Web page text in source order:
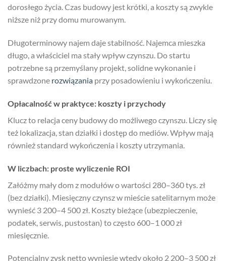
dorosłego życia. Czas budowy jest krótki, a koszty są zwykle
niższe niż przy domu murowanym.
Długoterminowy najem daje stabilność. Najemca mieszka
długo, a właściciel ma stały wpływ czynszu. Do startu
potrzebne są przemyślany projekt, solidne wykonanie i
sprawdzone rozwiązania przy posadowieniu i wykończeniu.
Opłacalność w praktyce: koszty i przychody
Klucz to relacja ceny budowy do możliwego czynszu. Liczy się
też lokalizacja, stan działki i dostęp do mediów. Wpływ mają
również standard wykończenia i koszty utrzymania.
W liczbach: proste wyliczenie ROI
Załóżmy mały dom z modułów o wartości 280–360 tys. zł
(bez działki). Miesięczny czynsz w mieście satelitarnym może
wynieść 3 200–4 500 zł. Koszty bieżące (ubezpieczenie,
podatek, serwis, pustostan) to często 600–1 000 zł
miesięcznie.
Potencjalny zysk netto wyniesie wtedy około 2 200–3 500 zł